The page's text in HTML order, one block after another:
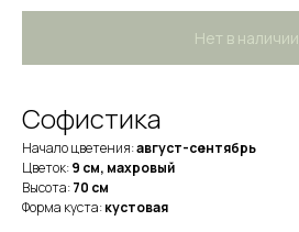
Нет в наличии
Софистика
Начало цветения:август-сентябрь
Цветок:9 см, махровый
Высота:70 см
Форма куста:кустовая